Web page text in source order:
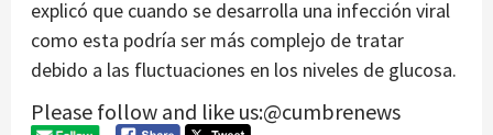
explicó que cuando se desarrolla una infección viral
como esta podría ser más complejo de tratar
debido a las fluctuaciones en los niveles de glucosa.
Please follow and like us:@cumbrenews